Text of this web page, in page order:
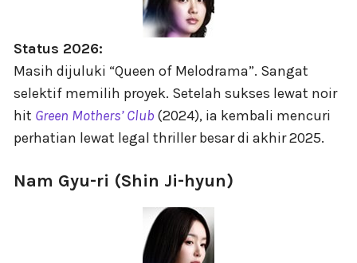
Status 2026:
Masih dijuluki “Queen of Melodrama”. Sangat
selektif memilih proyek. Setelah sukses lewat noir
hit Green Mothers’ Club (2024), ia kembali mencuri
perhatian lewat legal thriller besar di akhir 2025.
Nam Gyu-ri (Shin Ji-hyun)